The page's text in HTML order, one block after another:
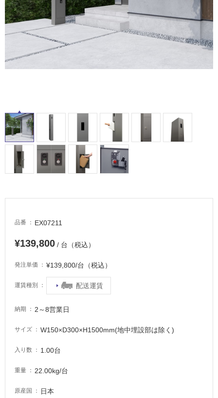
品番 EX07211
¥139,800 / 台（税込）
発注単価 ¥139,800/台（税込）
運賃種別 配送運賃
納期 2～8営業日
サイズ W150×D300×H1500mm(地中埋設部は除く)
入り数 1.00台
重量 22.00kg/台
原産国 日本
浴
室
床・
車
場
適
し
て
い
て
る
注
が
し
い
い
内